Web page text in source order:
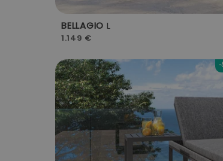
BELLAGIO L
1.149 €
-